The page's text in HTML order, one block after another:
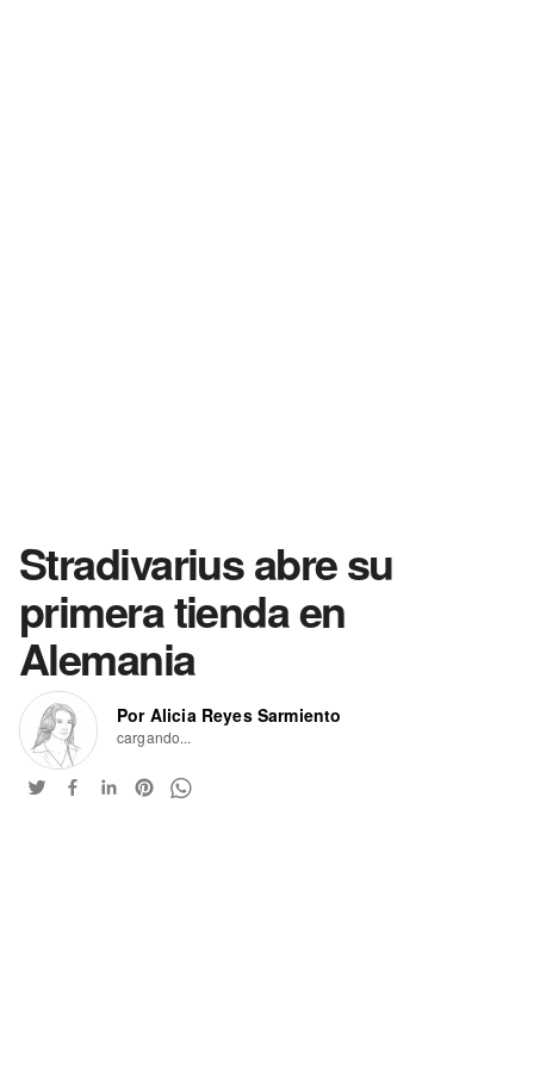
Stradivarius abre su
primera tienda en
Alemania
Por Alicia Reyes Sarmiento
cargando...